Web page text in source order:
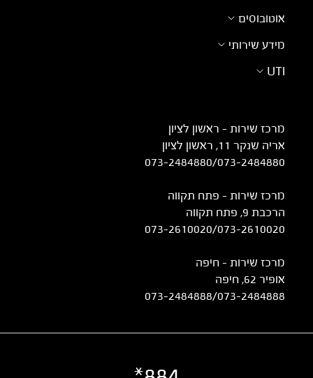
אוטובוסים
מידע שירותי
UTI
מרכז שירות – ראשון לציון
אריה שנקר 11, ראשון לציון
073-2484880/073-2484880
מרכז שירות – פתח תקווה
הרכבת 9, פתח תקווה
073-2610020/073-2610020
מרכז שירות - חיפה
אופיר 62, חיפה
073-2484888/073-2484888